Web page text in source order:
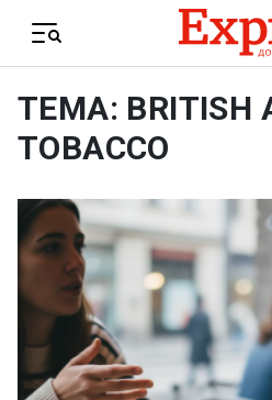
Menu
ТЕМА: BRITISH
TOBACCO